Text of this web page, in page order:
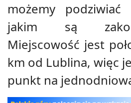
możemy
jakim są
Miejscowość jest
km od Lublina, więc
punkt na